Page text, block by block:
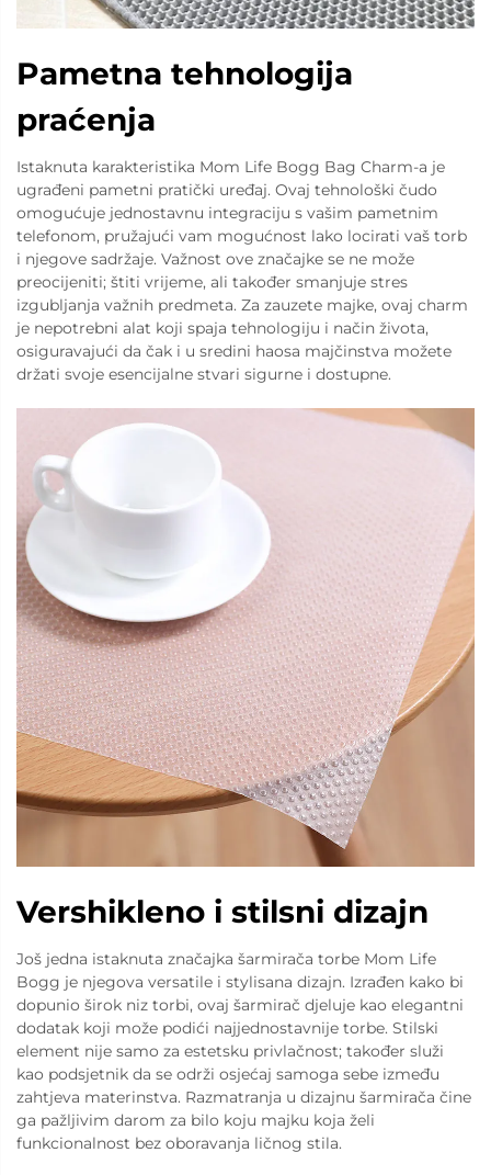
Pametna tehnologija
praćenja
Istaknuta karakteristika Mom Life Bogg Bag Charm-a je
ugrađeni pametni pratički uređaj. Ovaj tehnološki čudo
omogućuje jednostavnu integraciju s vašim pametnim
telefonom, pružajući vam mogućnost lako locirati vaš torb
i njegove sadržaje. Važnost ove značajke se ne može
preocijeniti; štiti vrijeme, ali također smanjuje stres
izgubljanja važnih predmeta. Za zauzete majke, ovaj charm
je nepotrebni alat koji spaja tehnologiju i način života,
osiguravajući da čak i u sredini haosa majčinstva možete
držati svoje esencijalne stvari sigurne i dostupne.
Vershikleno i stilsni dizajn
Još jedna istaknuta značajka šarmirača torbe Mom Life
Bogg je njegova versatile i stylisana dizajn. Izrađen kako bi
dopunio širok niz torbi, ovaj šarmirač djeluje kao elegantni
dodatak koji može podići najjednostavnije torbe. Stilski
element nije samo za estetsku privlačnost; također služi
kao podsjetnik da se održi osjećaj samoga sebe između
zahtjeva materinstva. Razmatranja u dizajnu šarmirača čine
ga pažljivim darom za bilo koju majku koja želi
funkcionalnost bez oboravanja ličnog stila.